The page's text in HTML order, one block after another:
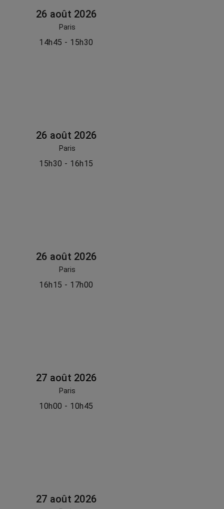
26 août 2026
Paris
14h45 - 15h30
26 août 2026
Paris
15h30 - 16h15
26 août 2026
Paris
16h15 - 17h00
27 août 2026
Paris
10h00 - 10h45
27 août 2026